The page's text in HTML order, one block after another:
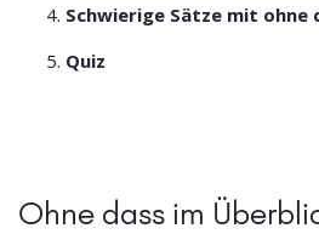
Schwierige Sätze mit ohne
Quiz
Ohne dass im